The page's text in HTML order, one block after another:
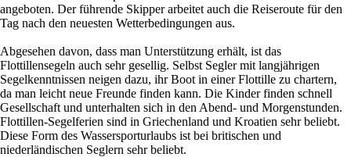
angeboten. Der führende Skipper arbeitet auch die Reiseroute für den
Tag nach den neuesten Wetterbedingungen aus.
Abgesehen davon, dass man Unterstützung erhält, ist das
Flottillensegeln auch sehr gesellig. Selbst Segler mit langjährigen
Segelkenntnissen neigen dazu, ihr Boot in einer Flottille zu chartern,
da man leicht neue Freunde finden kann. Die Kinder finden schnell
Gesellschaft und unterhalten sich in den Abend- und Morgenstunden.
Flottillen-Segelferien sind in Griechenland und Kroatien sehr beliebt.
Diese Form des Wassersporturlaubs ist bei britischen und
niederländischen Seglern sehr beliebt.